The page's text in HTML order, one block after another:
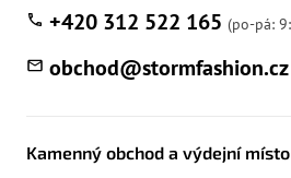
obchod@stormfashion.cz
+420 312 522 165
Kamenný obchod a výdejní místo